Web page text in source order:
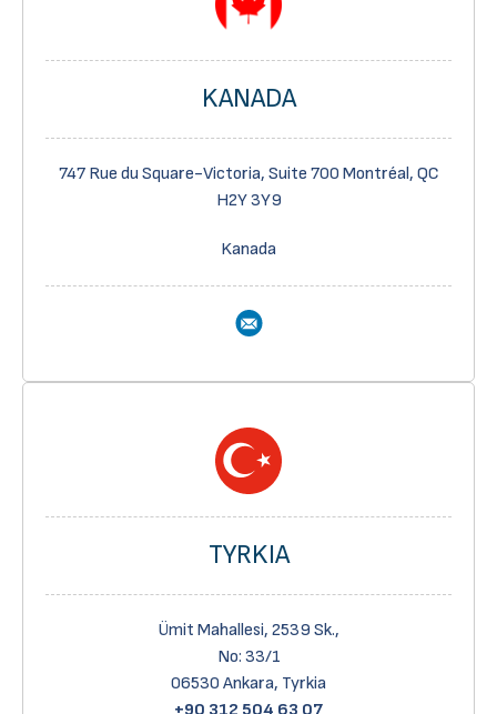
KANADA
747 Rue du Square-Victoria, Suite 700 Montréal, QC
H2Y 3Y9
Kanada
TYRKIA
Ümit Mahallesi, 2539 Sk.,
No: 33/1
06530 Ankara, Tyrkia